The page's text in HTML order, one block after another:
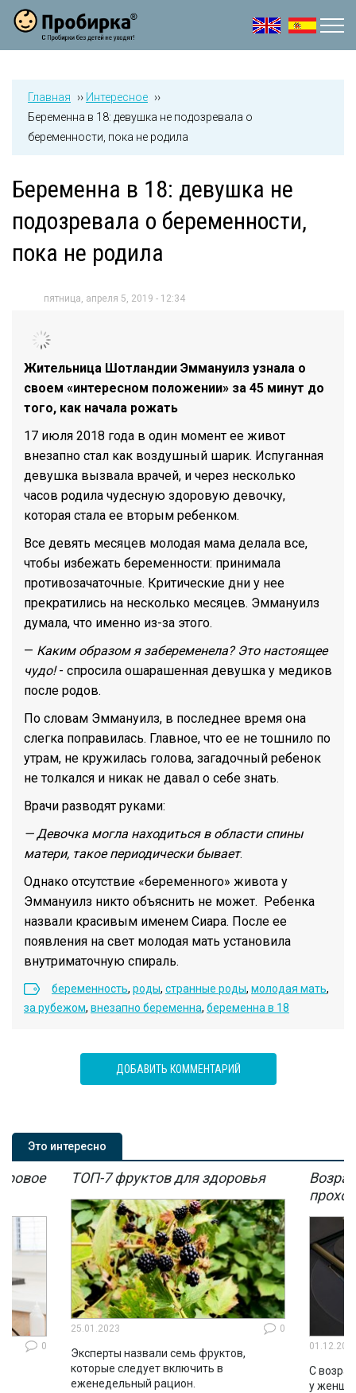
Jump to navigation
Главная ›› Интересное ››
Беременна в 18: девушка не подозревала о
беременности, пока не родила
Беременна в 18: девушка не
подозревала о беременности,
пока не родила
пятница, апреля 5, 2019 - 12:34
Жительница Шотландии Эммануилз узнала о
своем «интересном положении» за 45 минут до
того, как начала рожать
17 июля 2018 года в один момент ее живот
внезапно стал как воздушный шарик. Испуганная
девушка вызвала врачей, и через несколько
часов родила чудесную здоровую девочку,
которая стала ее вторым ребенком.
Все девять месяцев молодая мама делала все,
чтобы избежать беременности: принимала
противозачаточные. Критические дни у нее
прекратились на несколько месяцев. Эммануилз
думала, что именно из-за этого.
— Каким образом я забеременела? Это настоящее
чудо!- спросила ошарашенная девушка у медиков
после родов.
По словам Эммануилз, в последнее время она
слегка поправилась. Главное, что ее не тошнило по
утрам, не кружилась голова, загадочный ребенок
не толкался и никак не давал о себе знать.
Врачи разводят руками:
— Девочка могла находиться в области спины
матери, такое периодически бывает.
Однако отсутствие «беременного» живота у
Эммануилз никто объяснить не может. Ребенка
назвали красивым именем Сиара. После ее
появления на свет молодая мать установила
внутриматочную спираль.
беременность, роды, странные роды, молодая мать,
за рубежом, внезапно беременна, беременна в 18
ДОБАВИТЬ КОММЕНТАРИЙ
Это интересно
0
ТОП-7 фруктов для здоровья
25.01.2023 0
Эксперты назвали семь фруктов,
которые следует включить в
еженедельный рацион.
С
у